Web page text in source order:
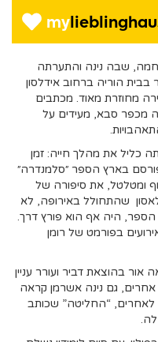
my
שבה נינה והתערתה
הוריה ברחוב אידלסון
מחוזרת מאוד. מכתבים
מכפר סבא, מעידים על
כליל את מהלך חייה: זמן
בארץ הספר ״סלמנדרה״
ומטלטל, את סיפורה של
שהתחולל באירופה, לא
הספר, היה אף הוא פורץ דרך.
בפורמט של רומן
אור בהוצאת דביר ועורר עניין
אחרים, גם נינה אשרמן קראה
“החליטה” שכותב